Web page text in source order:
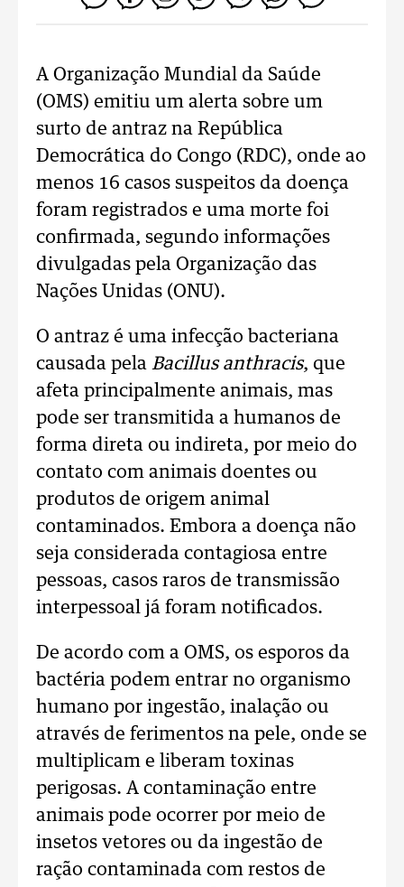
A Organização Mundial da Saúde
(OMS) emitiu um alerta sobre um
surto de antraz na República
Democrática do Congo (RDC), onde ao
menos 16 casos suspeitos da doença
foram registrados e uma morte foi
confirmada, segundo informações
divulgadas pela Organização das
Nações Unidas (ONU).
O antraz é uma infecção bacteriana
causada pela Bacillus anthracis, que
afeta principalmente animais, mas
pode ser transmitida a humanos de
forma direta ou indireta, por meio do
contato com animais doentes ou
produtos de origem animal
contaminados. Embora a doença não
seja considerada contagiosa entre
pessoas, casos raros de transmissão
interpessoal já foram notificados.
De acordo com a OMS, os esporos da
bactéria podem entrar no organismo
humano por ingestão, inalação ou
através de ferimentos na pele, onde se
multiplicam e liberam toxinas
perigosas. A contaminação entre
animais pode ocorrer por meio de
insetos vetores ou da ingestão de
ração contaminada com restos de